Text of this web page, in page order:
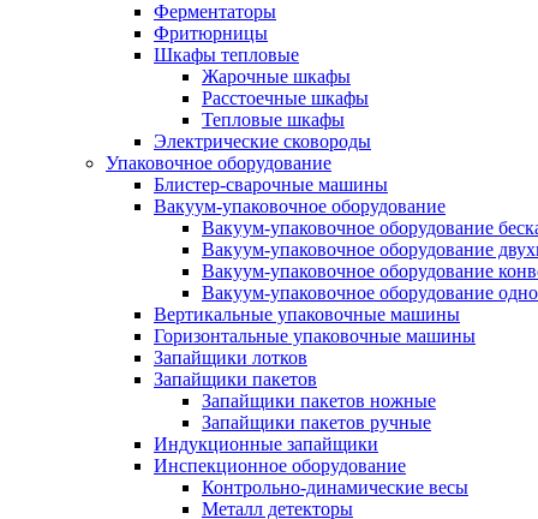
Ферментаторы
Фритюрницы
Шкафы тепловые
Жарочные шкафы
Расстоечные шкафы
Тепловые шкафы
Электрические сковороды
Упаковочное оборудование
Блистер-сварочные машины
Вакуум-упаковочное оборудование
Вакуум-упаковочное оборудование
Вакуум-упаковочное оборудование
Вакуум-упаковочное оборудование
Вакуум-упаковочное оборудование
Вертикальные упаковочные машины
Горизонтальные упаковочные машины
Запайщики лотков
Запайщики пакетов
Запайщики пакетов ножные
Запайщики пакетов ручные
Индукционные запайщики
Инспекционное оборудование
Контрольно-динамические весы
Металл детекторы